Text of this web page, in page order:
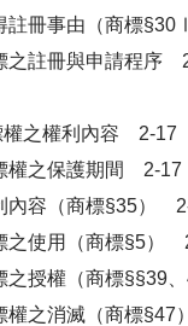
註冊事由（商標
之註冊與申請程序
權之權利內容 2-17
權之保護期間 2-17
內容（商標§35）
之使用（商標§5）
之授權（商標§§39
權之消滅（商標